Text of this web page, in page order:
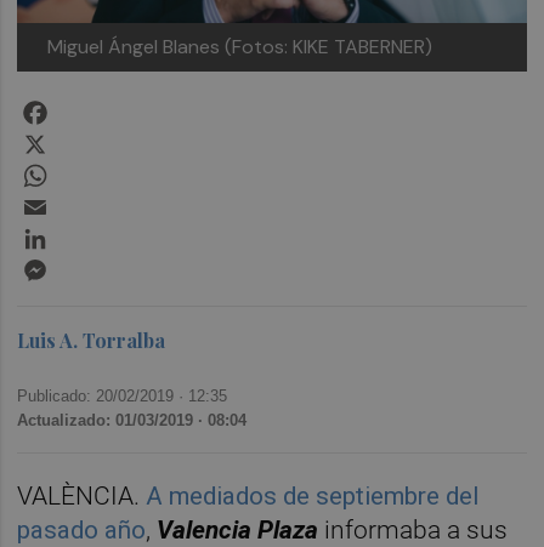
Miguel Ángel Blanes (Fotos: KIKE TABERNER)
Luis A. Torralba
Publicado: 20/02/2019 · 12:35
Actualizado: 01/03/2019 · 08:04
VALÈNCIA. A mediados de septiembre del
pasado año, Valencia Plaza informaba a sus